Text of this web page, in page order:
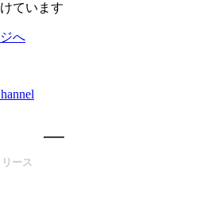
ています
へ
ース